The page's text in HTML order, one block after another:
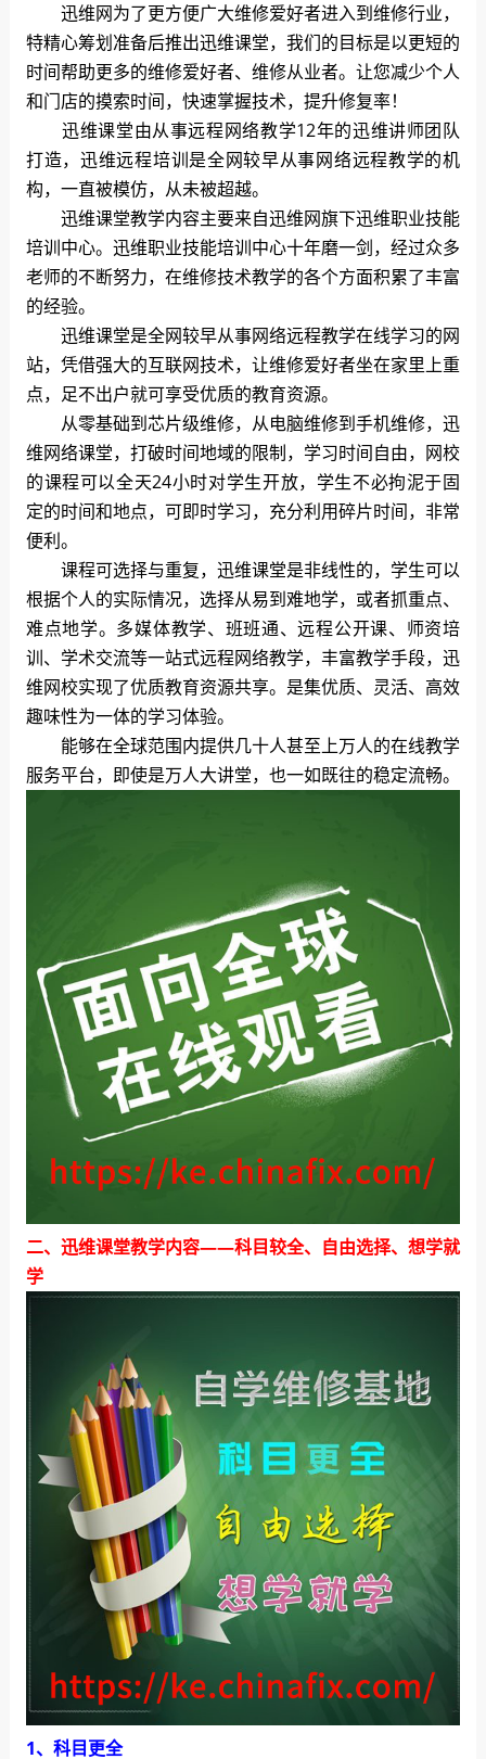
迅维网为了更方便广大维修爱好者进入到维修行业，
特精心筹划准备后推出迅维课堂，我们的目标是以更短的
时间帮助更多的维修爱好者、维修从业者。让您减少个人
和门店的摸索时间，快速掌握技术，提升修复率！
迅维课堂由从事远程网络教学12年的迅维讲师团队
打造，迅维远程培训是全网较早从事网络远程教学的机
构，一直被模仿，从未被超越。
迅维课堂教学内容主要来自迅维网旗下迅维职业技能
培训中心。迅维职业技能培训中心十年磨一剑，经过众多
老师的不断努力，在维修技术教学的各个方面积累了丰富
的经验。
迅维课堂是全网较早从事网络远程教学在线学习的网
站，凭借强大的互联网技术，让维修爱好者坐在家里上重
点，足不出户就可享受优质的教育资源。
从零基础到芯片级维修，从电脑维修到手机维修，迅
维网络课堂，打破时间地域的限制，学习时间自由，网校
的课程可以全天24小时对学生开放，学生不必拘泥于固
定的时间和地点，可即时学习，充分利用碎片时间，非常
便利。
课程可选择与重复，迅维课堂是非线性的，学生可以
根据个人的实际情况，选择从易到难地学，或者抓重点、
难点地学。多媒体教学、班班通、远程公开课、师资培
训、学术交流等一站式远程网络教学，丰富教学手段，迅
维网校实现了优质教育资源共享。是集优质、灵活、高效
趣味性为一体的学习体验。
能够在全球范围内提供几十人甚至上万人的在线教学
服务平台，即使是万人大讲堂，也一如既往的稳定流畅。
二、迅维课堂教学内容——科目较全、自由选择、想学就
学
1、科目更全